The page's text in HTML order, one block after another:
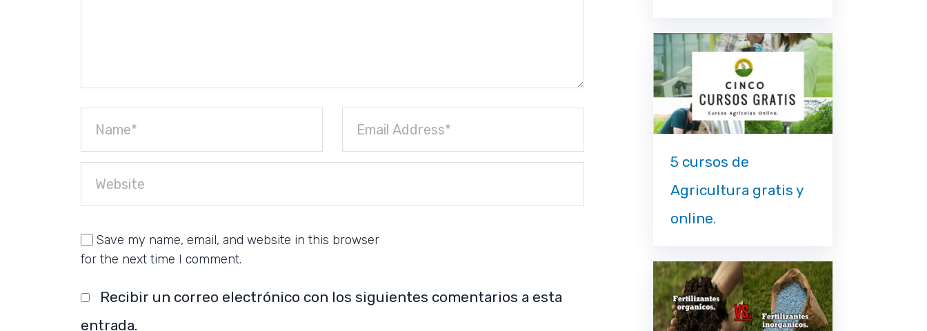
Save my name, email, and website in this browser
for the next time I comment.
Recibir un correo electrónico con los siguientes comentarios a esta
entrada.
5 cursos de
Agricultura gratis y
online.